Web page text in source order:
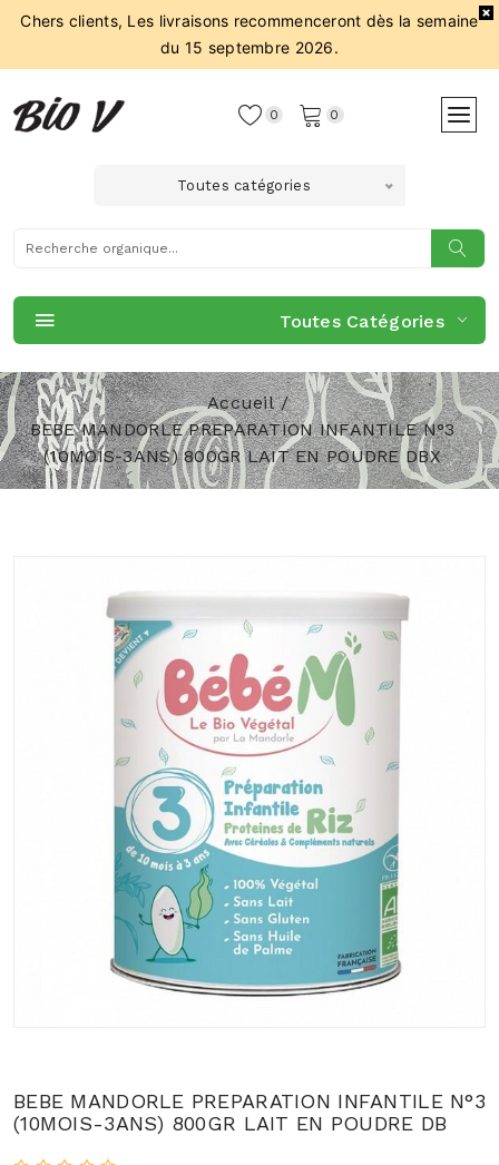
Chers clients, Les livraisons recommenceront dès la semaine
du 15 septembre 2026.
0 0
Toutes catégories
Toutes Catégories
Accueil
BEBE MANDORLE PREPARATION INFANTILE N°3
(10MOIS-3ANS) 800GR LAIT EN POUDRE DBX
BEBE MANDORLE PREPARATION INFANTILE N°3
(10MOIS-3ANS) 800GR LAIT EN POUDRE DB